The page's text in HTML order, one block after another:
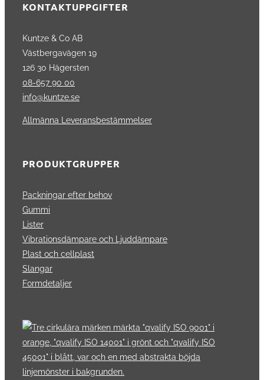
KONTAKTUPPGIFTER
Kuntze & Co AB
Västbergavägen 19
126 30 Hägersten
08-657 90 00
info@kuntze.se
Allmänna Leveransbestämmelser
PRODUKTGRUPPER
Packningar efter behov
Gummi
Lister
Vibrationsdämpare och Ljuddämpare
Plast och cellplast
Slangar
Formdetaljer